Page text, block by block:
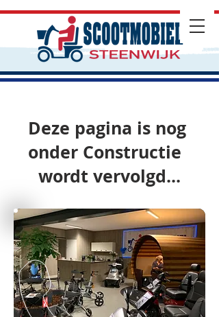
Deze pagina is nog
onder Constructie
wordt vervolgd...